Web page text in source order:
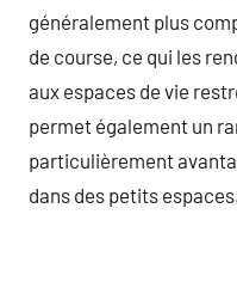
généralement plus
de course, ce qui les
aux espaces de vie
permet également un
particulièrement
dans des petits